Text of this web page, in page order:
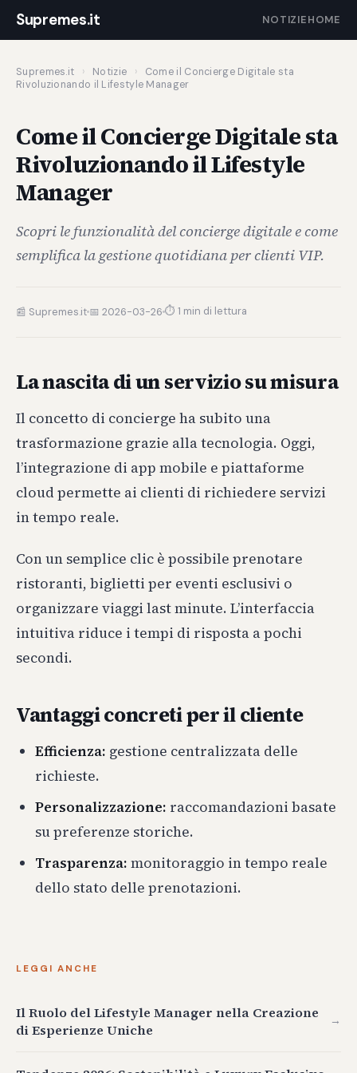
Supremes.it NOTIZIEHOME
Supremes.it › Notizie ›
Come il Concierge Digitale sta
Rivoluzionando il Lifestyle Manager
Come il Concierge Digitale sta
Rivoluzionando il Lifestyle
Manager
Scopri le funzionalità del concierge digitale e come
semplifica la gestione quotidiana per clienti VIP.
📰 Supremes.it 📅 2026-03-26 ⏱ 1 min di lettura
La nascita di un servizio su misura
Il concetto di concierge ha subito una
trasformazione grazie alla tecnologia. Oggi,
l’integrazione di app mobile e piattaforme
cloud permette ai clienti di richiedere servizi
in tempo reale.
Con un semplice clic è possibile prenotare
ristoranti, biglietti per eventi esclusivi o
organizzare viaggi last minute. L’interfaccia
intuitiva riduce i tempi di risposta a pochi
secondi.
Vantaggi concreti per il cliente
Efficienza: gestione centralizzata delle
richieste.
Personalizzazione: raccomandazioni basate
su preferenze storiche.
Trasparenza: monitoraggio in tempo reale
dello stato delle prenotazioni.
LEGGI ANCHE
Il Ruolo del Lifestyle Manager nella Creazione
di Esperienze Uniche
→